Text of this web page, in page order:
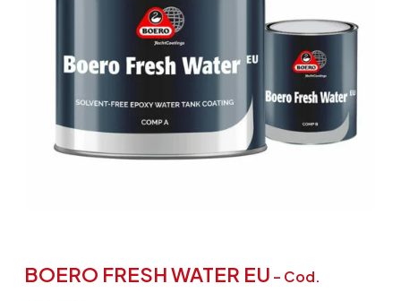
BOERO FRESH WATER EU – Cod.